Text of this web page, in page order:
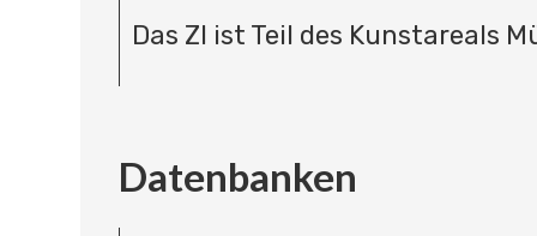
Das ZI ist Teil des Kunstareals
Datenbanken